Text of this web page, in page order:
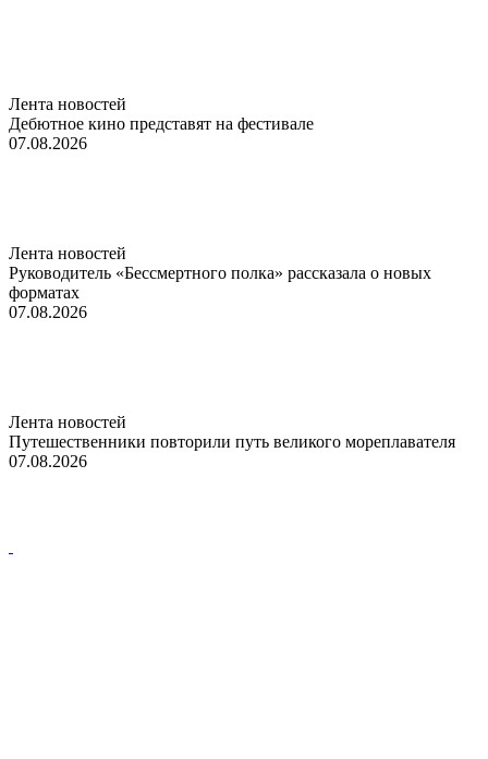
Лента новостей
Дебютное кино представят на фестивале
07.08.2026
Лента новостей
Руководитель «Бессмертного полка» рассказала о новых
форматах
07.08.2026
Лента новостей
Путешественники повторили путь великого мореплавателя
07.08.2026